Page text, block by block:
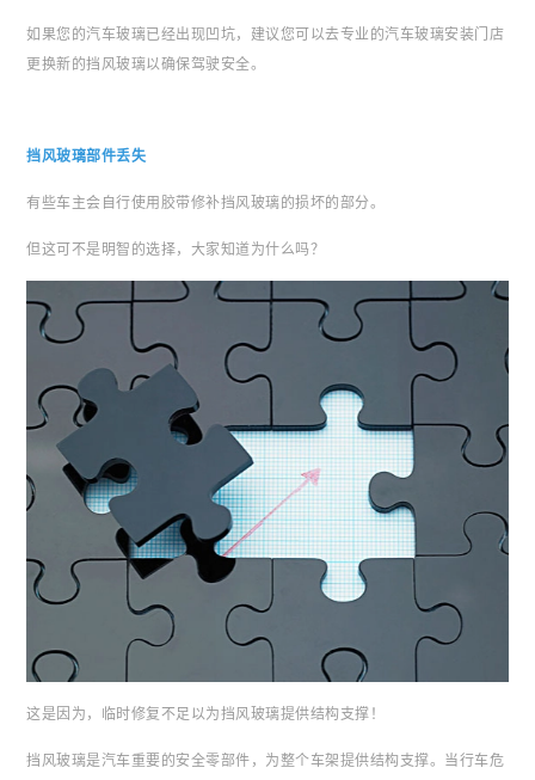
如果您的汽车玻璃已经出现凹坑，建议您可以去专业的汽车玻璃安装门店
更换新的挡风玻璃以确保驾驶安全。
挡风玻璃部件丢失
有些车主会自行使用胶带修补挡风玻璃的损坏的部分。
但这可不是明智的选择，大家知道为什么吗？
这是因为，临时修复不足以为挡风玻璃提供结构支撑！
挡风玻璃是汽车重要的安全零部件，为整个车架提供结构支撑。当行车危